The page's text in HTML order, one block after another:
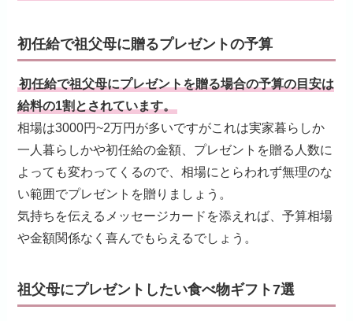
初任給で祖父母に贈るプレゼントの予算
初任給で祖父母にプレゼントを贈る場合の予算の目安は
給料の1割とされています。
相場は3000円~2万円が多いですがこれは実家暮らしか
一人暮らしかや初任給の金額、プレゼントを贈る人数に
よっても変わってくるので、相場にとらわれず無理のな
い範囲でプレゼントを贈りましょう。
気持ちを伝えるメッセージカードを添えれば、予算相場
や金額関係なく喜んでもらえるでしょう。
祖父母にプレゼントしたい食べ物ギフト7選